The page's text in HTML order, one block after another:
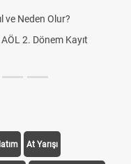
ve Neden Olur?
2. Dönem Kayıt
At Yarışı